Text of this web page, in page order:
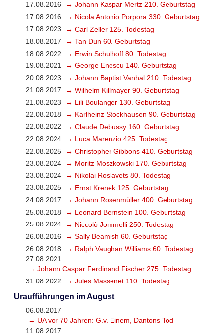
17.08.2016
→ Johann Kaspar Mertz 210. Geburtstag
17.08.2016
→ Nicola Antonio Porpora 330. Geburtstag
17.08.2023
→ Carl Zeller 125. Todestag
18.08.2017
→ Tan Dun 60. Geburtstag
18.08.2022
→ Erwin Schulhoff 80. Todestag
19.08.2021
→ George Enescu 140. Geburtstag
20.08.2023
→ Johann Baptist Vanhal 210. Todestag
21.08.2017
→ Wilhelm Killmayer 90. Geburtstag
21.08.2023
→ Lili Boulanger 130. Geburtstag
22.08.2018
→ Karlheinz Stockhausen 90. Geburtstag
22.08.2022
→ Claude Debussy 160. Geburtstag
22.08.2024
→ Luca Marenzio 425. Todestag
22.08.2025
→ Christopher Gibbons 410. Geburtstag
23.08.2024
→ Moritz Moszkowski 170. Geburtstag
23.08.2024
→ Nikolai Roslavets 80. Todestag
23.08.2025
→ Ernst Krenek 125. Geburtstag
24.08.2017
→ Johann Rosenmüller 400. Geburtstag
25.08.2018
→ Leonard Bernstein 100. Geburtstag
25.08.2024
→ Niccolò Jommelli 250. Todestag
26.08.2016
→ Sally Beamish 60. Geburtstag
26.08.2018
→ Ralph Vaughan Williams 60. Todestag
27.08.2021
→ Johann Caspar Ferdinand Fischer 275. Todestag
31.08.2022
→ Jules Massenet 110. Todestag
Uraufführungen im August
06.08.2017
→ UA vor 70 Jahren: G.v. Einem, Dantons Tod
11.08.2017